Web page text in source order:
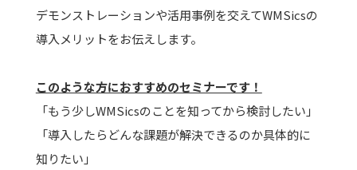
デモンストレーションや活用事例を交えてWMSicsの
導入メリットをお伝えします。
このような方におすすめのセミナーです！
「もう少しWMSicsのことを知ってから検討したい」
「導入したらどんな課題が解決できるのか具体的に
知りたい」